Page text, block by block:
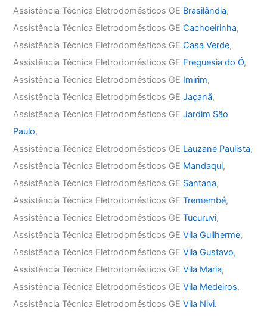
Assistência Técnica Eletrodomésticos GE Brasilândia,
Assistência Técnica Eletrodomésticos GECachoeirinha,
Assistência Técnica Eletrodomésticos GECasa Verde,
Assistência Técnica Eletrodomésticos GE Freguesia do Ó,
Assistência Técnica Eletrodomésticos GE Imirim,
Assistência Técnica Eletrodomésticos GEJaçanã,
Assistência Técnica Eletrodomésticos GEJardim São
Paulo,
Assistência Técnica Eletrodomésticos GE Lauzane Paulista,
Assistência Técnica Eletrodomésticos GE Mandaqui,
Assistência Técnica Eletrodomésticos GE Santana,
Assistência Técnica Eletrodomésticos GETremembé,
Assistência Técnica Eletrodomésticos GETucuruvi,
Assistência Técnica Eletrodomésticos GEVila Guilherme,
Assistência Técnica Eletrodomésticos GEVila Gustavo,
Assistência Técnica Eletrodomésticos GEVila Maria,
Assistência Técnica Eletrodomésticos GEVila Medeiros,
Assistência Técnica Eletrodomésticos GEVila Nivi.